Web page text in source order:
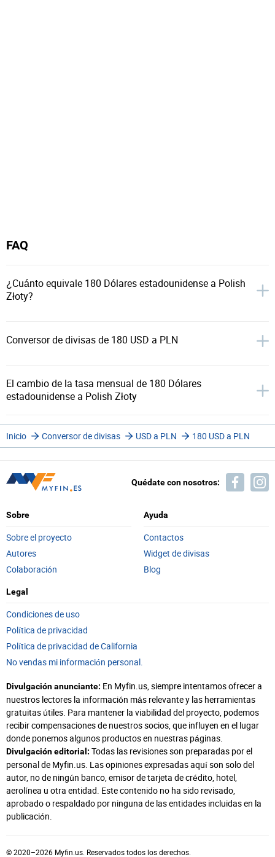
FAQ
¿Cuánto equivale 180 Dólares estadounidense a Polish
Złoty?
Conversor de divisas de 180 USD a PLN
El cambio de la tasa mensual de 180 Dólares
estadounidense a Polish Złoty
Inicio Conversor de divisas USD a PLN 180 USD a PLN
Quédate con nosotros:
Sobre
Sobre el proyecto
Autores
Colaboración
Ayuda
Contactos
Widget de divisas
Blog
Legal
Condiciones de uso
Política de privacidad
Política de privacidad de California
No vendas mi información personal.
Divulgación anunciante: En Myfin.us, siempre intentamos ofrecer a
nuestros lectores la información más relevante y las herramientas
gratuitas útiles. Para mantener la viabilidad del proyecto, podemos
recibir compensaciones de nuestros socios, que influyen en el lugar
donde ponemos algunos productos en nuestras páginas.
Divulgación editorial: Todas las revisiones son preparadas por el
personal de Myfin.us. Las opiniones expresadas aquí son solo del
autor, no de ningún banco, emisor de tarjeta de crédito, hotel,
aerolínea u otra entidad. Este contenido no ha sido revisado,
aprobado o respaldado por ninguna de las entidades incluidas en la
publicación.
© 2020–2026 Myfin.us. Reservados todos los derechos.